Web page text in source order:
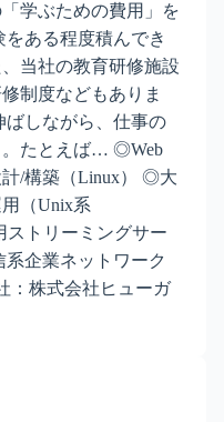
学ぶための費用」を
ある程度積んでき
当社の教育研修施設
制度などもありま
ばしながら、仕事の
。たとえば… ◎Web
/構築（Linux） ◎大
（Unix系
ストリーミングサー
企業ネットワーク
株式会社ヒューガ